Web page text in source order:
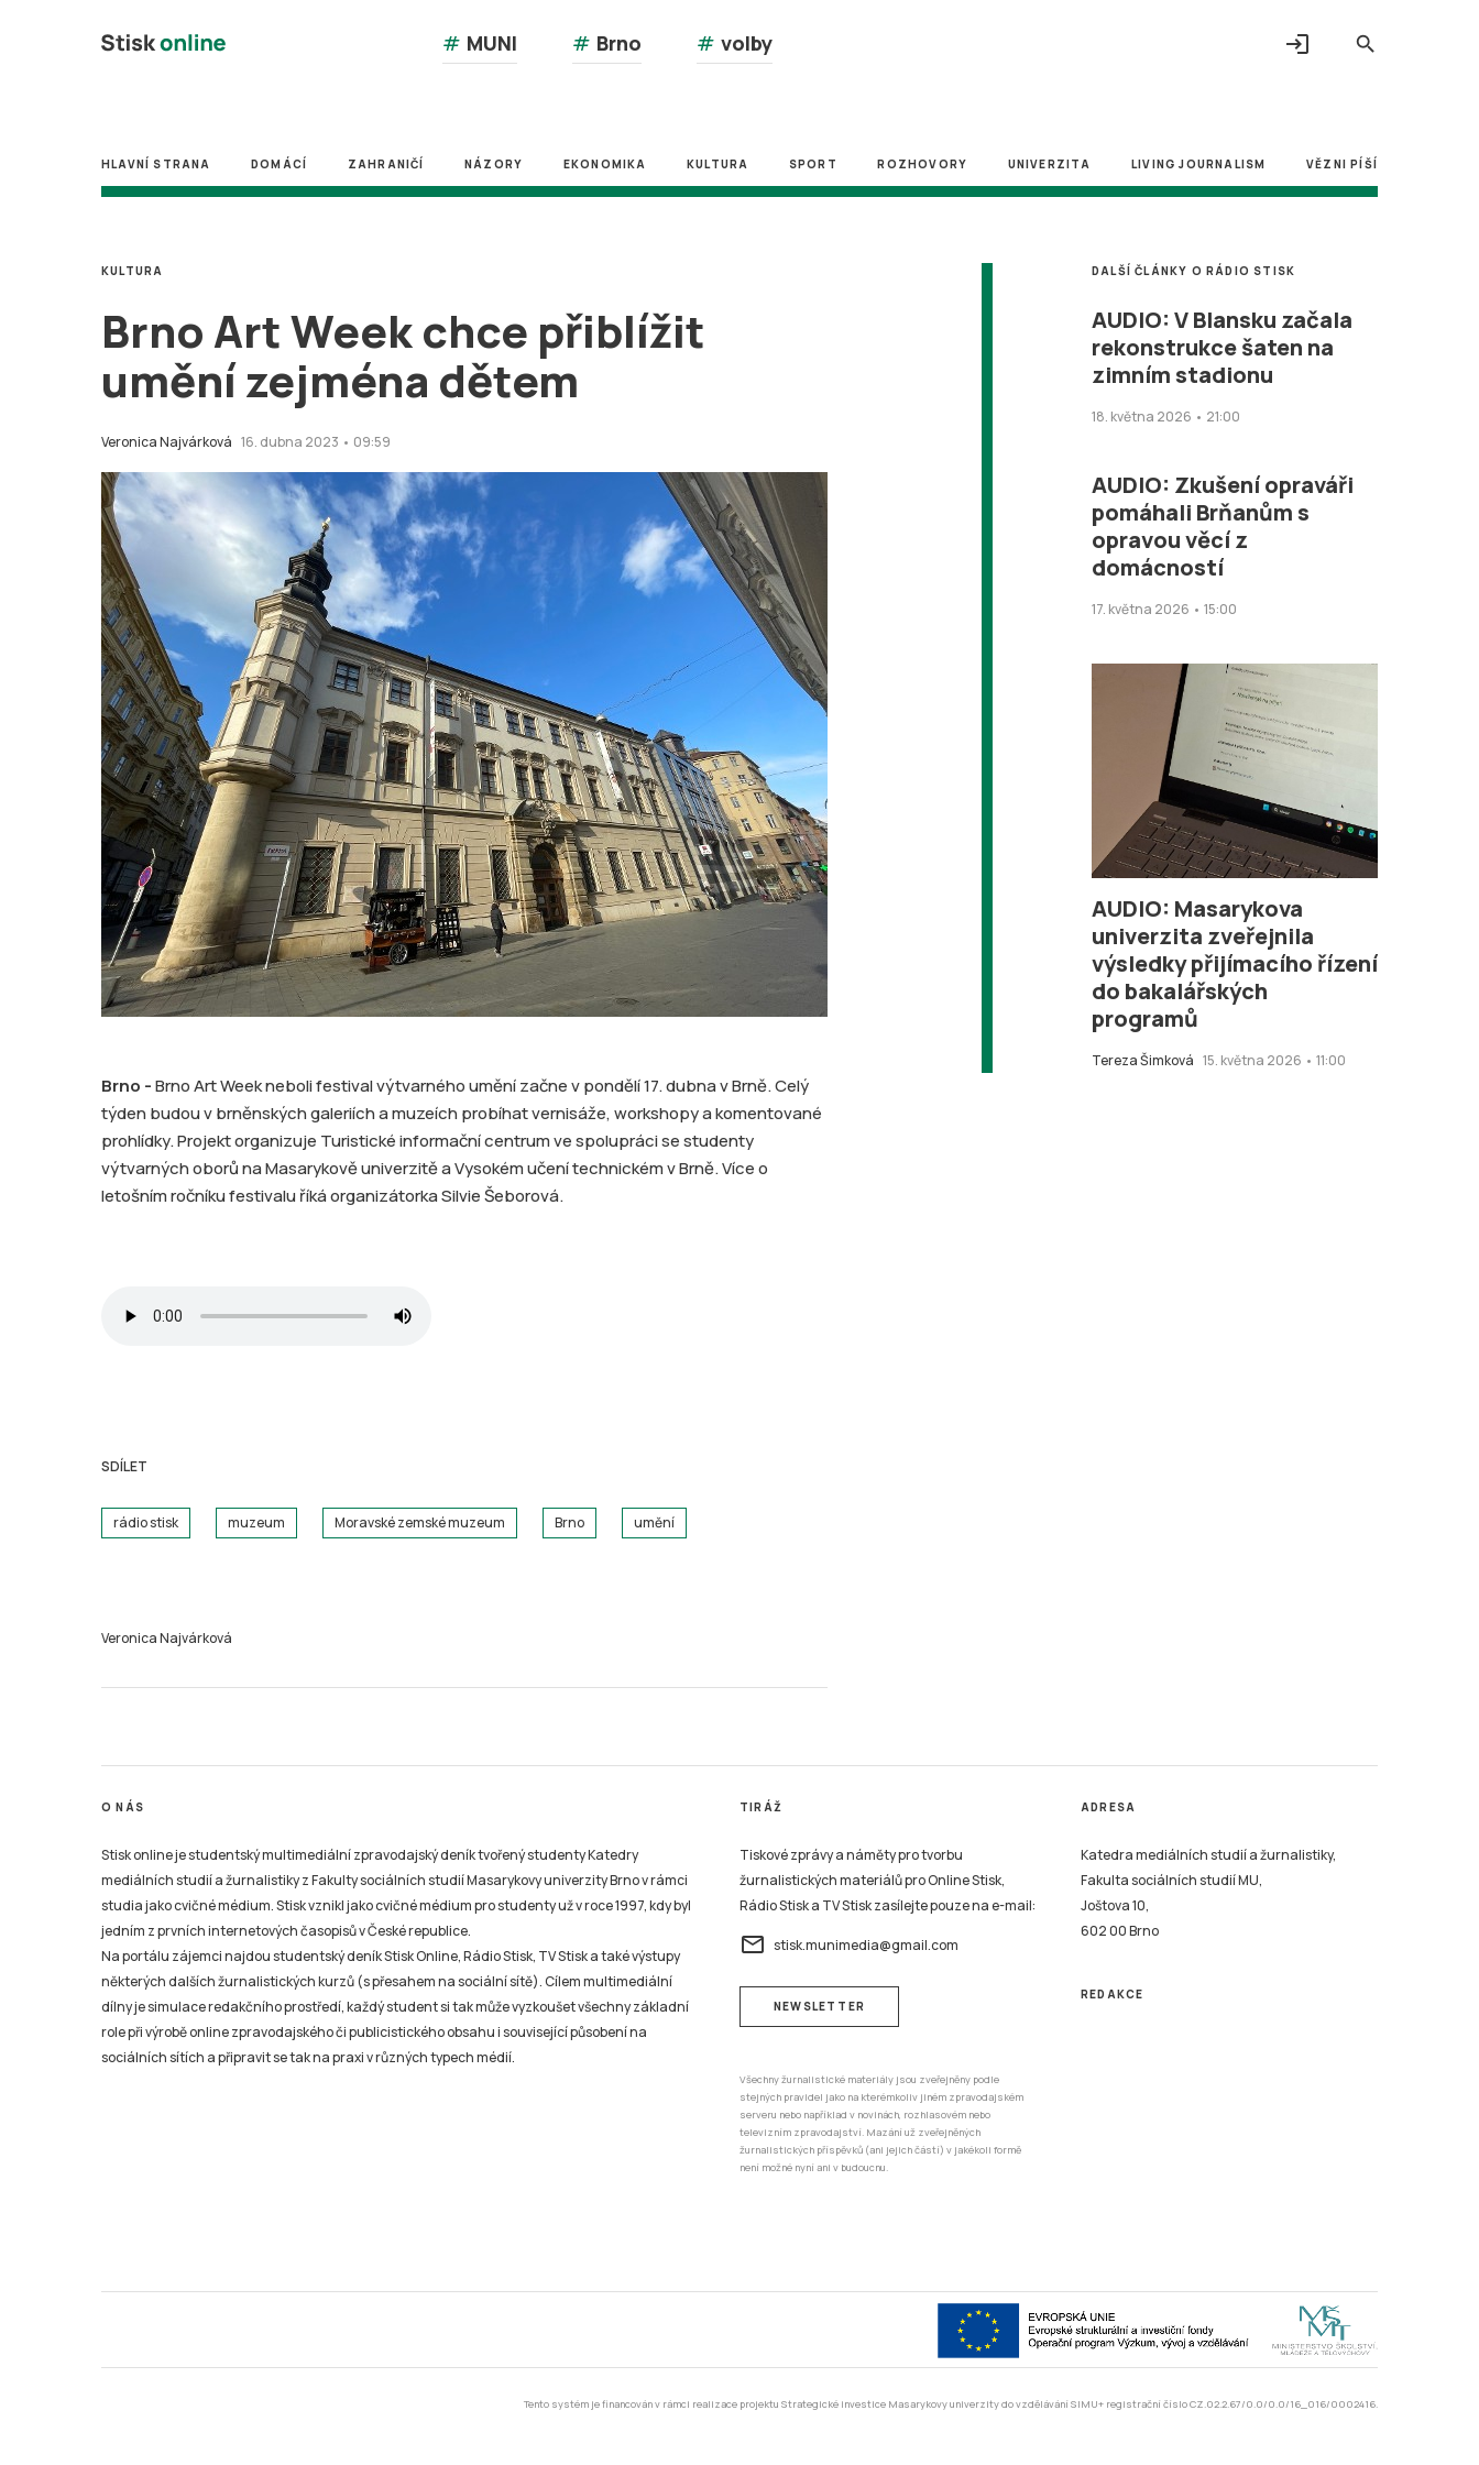
search
# MUNI # Brno # volby login
HLAVNÍ STRANA DOMÁCÍ ZAHRANIČÍ NÁZORY EKONOMIKA KULTURA SPORT ROZHOVORY UNIVERZITA LIVING JOURNALISM VĚZNI PÍŠÍ
Brno Art Week chce přiblížit
umění zejména dětem
Veronica Najvárková 16. dubna 2023 • 09:59
KULTURA
Brno -Brno Art Week neboli festival výtvarného umění začne v pondělí 17. dubna v Brně. Celý
týden budou v brněnských galeriích a muzeích probíhat vernisáže, workshopy a komentované
prohlídky. Projekt organizuje Turistické informační centrum ve spolupráci se studenty
výtvarných oborů na Masarykově univerzitě a Vysokém učení technickém v Brně. Více o
letošním ročníku festivalu říká organizátorka Silvie Šeborová.
SDÍLET
rádio stisk muzeum Moravské zemské muzeum Brno umění
Veronica Najvárková
DALŠÍ ČLÁNKY O RÁDIO STISK
AUDIO: V Blansku začala
rekonstrukce šaten na
zimním stadionu
18. května 2026 • 21:00
AUDIO: Zkušení opraváři
pomáhali Brňanům s
opravou věcí z
domácností
17. května 2026 • 15:00
AUDIO: Masarykova
univerzita zveřejnila
výsledky přijímacího řízení
do bakalářských
programů
Tereza Šimková 15. května 2026 • 11:00
O NÁS
Stisk online je studentský multimediální zpravodajský deník tvořený studenty Katedry
mediálních studií a žurnalistiky z Fakulty sociálních studií Masarykovy univerzity Brno v rámci
studia jako cvičné médium. Stisk vznikl jako cvičné médium pro studenty už v roce 1997, kdy byl
jedním z prvních internetových časopisů v České republice.
Na portálu zájemci najdou studentský deník Stisk Online, Rádio Stisk, TV Stisk a také výstupy
některých dalších žurnalistických kurzů (s přesahem na sociální sítě). Cílem multimediální
dílny je simulace redakčního prostředí, každý student si tak může vyzkoušet všechny základní
role při výrobě online zpravodajského či publicistického obsahu i související působení na
sociálních sítích a připravit se tak na praxi v různých typech médií.
TIRÁŽ
Tiskové zprávy a náměty pro tvorbu
žurnalistických materiálů pro Online Stisk,
Rádio Stisk a TV Stisk zasílejte pouze na e-mail:
email stisk.munimedia@gmail.com
NEWSLETTER
Všechny žurnalistické materiály jsou zveřejněny podle
stejných pravidel jako na kterémkoliv jiném zpravodajském
serveru nebo například v novinách, rozhlasovém nebo
televizním zpravodajství. Mazání už zveřejněných
žurnalistických příspěvků (ani jejich částí) v jakékoli formě
není možné nyní ani v budoucnu.
ADRESA
Katedra mediálních studií a žurnalistiky,
Fakulta sociálních studií MU,
Joštova 10,
602 00 Brno
REDAKCE
Tento systém je financován v rámci realizace projektu Strategické investice Masarykovy univerzity do vzdělávání SIMU+ registrační číslo CZ.02.2.67/0.0/0.0/16_016/0002416.